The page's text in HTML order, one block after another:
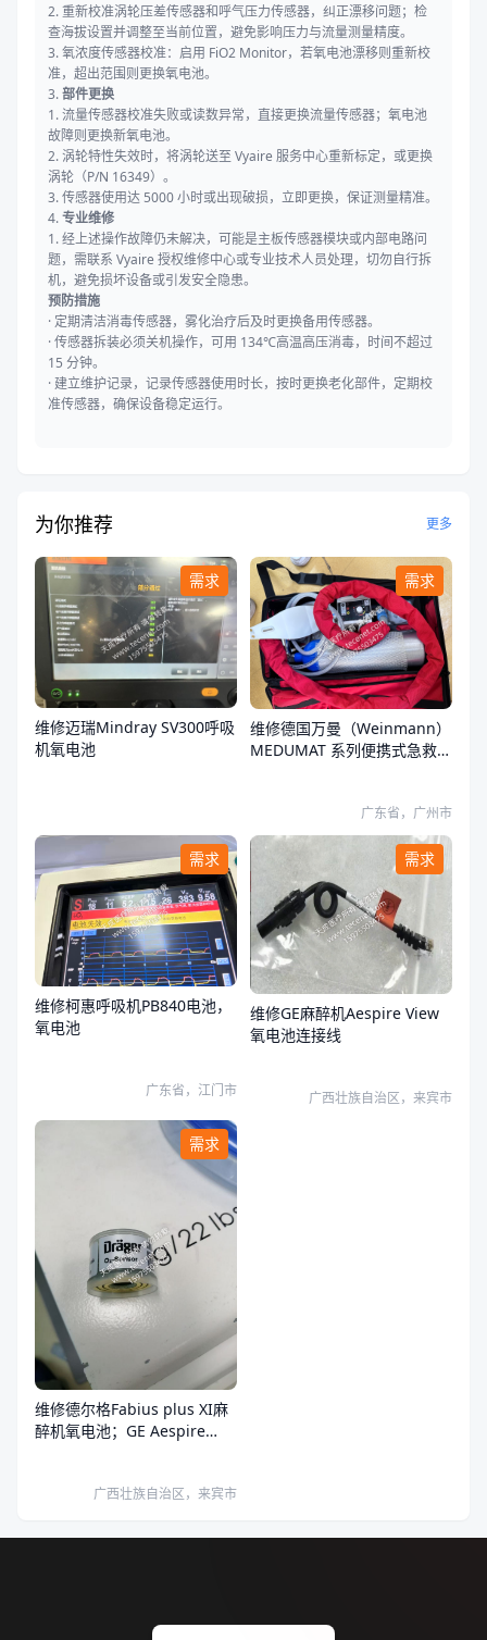
2. 重新校准涡轮压差传感器和呼气压力传感器，纠正漂移问题；检
查海拔设置并调整至当前位置，避免影响压力与流量测量精度。
3. 氧浓度传感器校准：启用 FiO2 Monitor，若氧电池漂移则重新校
准，超出范围则更换氧电池。
3.部件更换
1. 流量传感器校准失败或读数异常，直接更换流量传感器；氧电池
故障则更换新氧电池。
2. 涡轮特性失效时，将涡轮送至 Vyaire 服务中心重新标定，或更换
涡轮（P/N 16349）。
3. 传感器使用达 5000 小时或出现破损，立即更换，保证测量精准。
4.专业维修
1. 经上述操作故障仍未解决，可能是主板传感器模块或内部电路问
题，需联系 Vyaire 授权维修中心或专业技术人员处理，切勿自行拆
机，避免损坏设备或引发安全隐患。
预防措施
· 定期清洁消毒传感器，雾化治疗后及时更换备用传感器。
· 传感器拆装必须关机操作，可用 134℃高温高压消毒，时间不超过
15 分钟。
· 建立维护记录，记录传感器使用时长，按时更换老化部件，定期校
准传感器，确保设备稳定运行。
为你推荐 更多
需求
维修迈瑞Mindray SV300呼吸
机氧电池
需求
维修德国万曼（Weinmann）
MEDUMAT 系列便携式急救转
广东省，广州市
需求
维修柯惠呼吸机PB840电池，
氧电池
广东省，江门市
需求
维修GE麻醉机Aespire View
氧电池连接线
广西壮族自治区，来宾市
需求
维修德尔格Fabius plus XI麻
醉机氧电池；GE Aespire
广西壮族自治区，来宾市